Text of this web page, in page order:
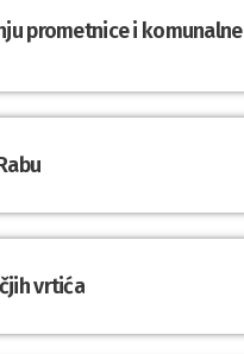
prometnice i komunalne
vrtića